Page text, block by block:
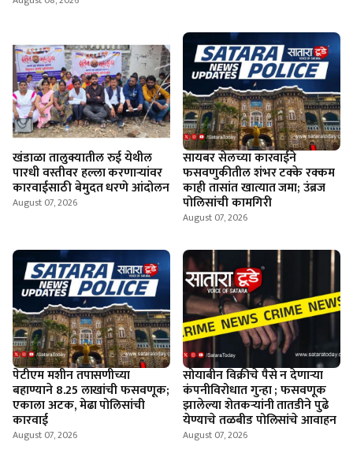
खंडाळा तालुक्यातील रुई येथील
पारधी वस्तीवर हल्ला करणाऱ्यांवर
कारवाईसाठी बेमुदत धरणे आंदोलन
August 07, 2026
सायबर सेलच्या कारवाईने
फसवणुकीतील शंभर टक्के रक्कम
काही तासांत खात्यात जमा; उंब्रज
पोलिसांची कामगिरी
August 07, 2026
पेटीएम मशीन तपासणीच्या
बहाण्याने 8.25 लाखांची फसवणूक;
एकाला अटक, मेढा पोलिसांची
कारवाई
August 07, 2026
सोयाबीन विक्रीचे पैसे न देणार्‍या
कंपनीविरोधात गुन्हा ; फसवणूक
झालेल्या शेतकर्‍यांनी तातडीने पुढे
येण्याचे तळबीड पोलिसांचे आवाहन
August 07, 2026